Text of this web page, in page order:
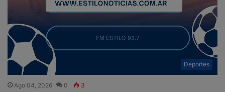
Deportes
Ago 04, 2026 0 3